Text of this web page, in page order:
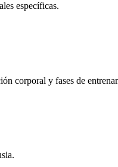
específicas.
corporal y fases de